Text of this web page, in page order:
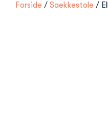
Forside / Saekkestole /